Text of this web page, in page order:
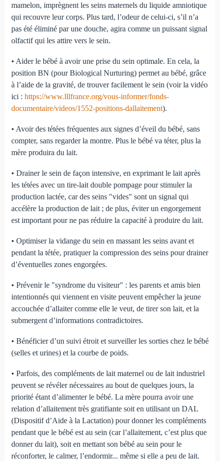
mamelon, imprègnent les seins maternels du liquide amniotique
qui recouvre leur corps. Plus tard, l’odeur de celui-ci, s’il n’a
pas été éliminé par une douche, agira comme un puissant signal
olfactif qui les attire vers le sein.
• Aider le bébé à avoir une prise du sein optimale. En cela, la
position BN (pour Biological Nurturing) permet au bébé, grâce
à l’aide de la gravité, de trouver facilement le sein (voir la vidéo
ici : https://www.lllfrance.org/vous-informer/fonds-
documentaire/videos/1552-positions-dallaitement).
• Avoir des tétées fréquentes aux signes d’éveil du bébé, sans
compter, sans regarder la montre. Plus le bébé va téter, plus la
mère produira du lait.
• Drainer le sein de façon intensive, en exprimant le lait après
les tétées avec un tire-lait double pompage pour stimuler la
production lactée, car des seins "vides" sont un signal qui
accélère la production de lait ; de plus, éviter un engorgement
est important pour ne pas réduire la capacité à produire du lait.
• Optimiser la vidange du sein en massant les seins avant et
pendant la tétée, pratiquer la compression des seins pour drainer
d’éventuelles zones engorgées.
• Prévenir le "syndrome du visiteur" : les parents et amis bien
intentionnés qui viennent en visite peuvent empêcher la jeune
accouchée d’allaiter comme elle le veut, de tirer son lait, et la
submergent d’informations contradictoires.
• Bénéficier d’un suivi étroit et surveiller les sorties chez le bébé
(selles et urines) et la courbe de poids.
• Parfois, des compléments de lait maternel ou de lait industriel
peuvent se révéler nécessaires au bout de quelques jours, la
priorité étant d’alimenter le bébé. La mère pourra avoir une
relation d’allaitement très gratifiante soit en utilisant un DAL
(Dispositif d’Aide à la Lactation) pour donner les compléments
pendant que le bébé est au sein (car l’allaitement, c’est plus que
donner du lait), soit en mettant son bébé au sein pour le
réconforter, le calmer, l’endormir... même si elle a peu de lait.